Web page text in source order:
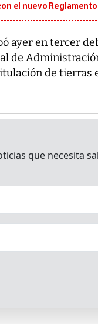
el nuevo Reglamento
ayer en tercer
de
de tierras